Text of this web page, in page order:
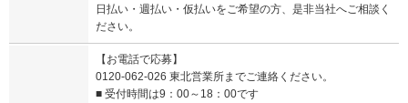
日払い・週払い・仮払いをご希望の方、是非当社へご相談く
ださい。
【お電話で応募】
0120-062-026 東北営業所までご連絡ください。
■ 受付時間は9：00～18：00です